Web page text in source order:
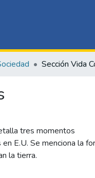
tres momentos
E.U. Se menciona la
la tierra.